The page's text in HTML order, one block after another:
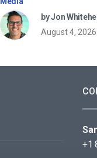
by Jon
August 4, 2026
+1